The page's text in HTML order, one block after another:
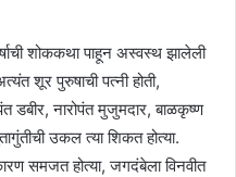
शोककथा पाहून अस्वस्थ झालेली
शूर पुरुषाची पत्नी होती,
डबीर, नारोपंत मुजुमदार, बाळकृष्ण
उकल त्या शिकत होत्या.
समजत होत्या, जगदंबेला विनवीत